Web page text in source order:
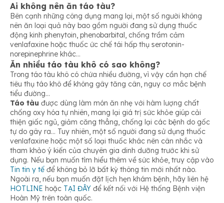
Ai không nên ăn táo tàu?
Bên cạnh những công dụng mang lại, một số người không
nên ăn loại quả này bao gồm người đang sử dụng thuốc
động kinh phenytoin, phenobarbital, chống trầm cảm
venlafaxine hoặc thuốc ức chế tái hấp thụ serotonin-
norepinephrine khác…
Ăn nhiều táo tàu khô có sao không?
Trong táo tàu khô có chứa nhiều đường, vì vậy cần hạn chế
tiêu thụ táo khô để không gây tăng cân, nguy cơ mắc bệnh
tiểu đường…
Táo tàu được dùng làm món ăn nhẹ với hàm lượng chất
chống oxy hóa tự nhiên, mang lại giá trị sức khỏe giúp cải
thiện giấc ngủ, giảm căng thẳng, chống lại các bệnh do gốc
tự do gây ra… Tuy nhiên, một số người đang sử dụng thuốc
venlafaxine hoặc một số loại thuốc khác nên cân nhắc và
tham khảo ý kiến của chuyên gia dinh dưỡng trước khi sử
dụng. Nếu bạn muốn tìm hiểu thêm về sức khỏe, truy cập vào
Tin tin y tế để không bỏ lỡ bất kỳ thông tin mới nhất nào.
Ngoài ra, nếu bạn muốn đặt lịch hẹn khám bệnh, hãy liên hệ
HOTLINE hoặc TẠI ĐÂY để kết nối với Hệ thống Bệnh viện
Hoàn Mỹ trên toàn quốc.